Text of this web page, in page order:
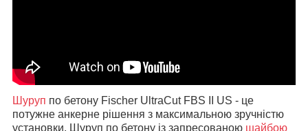
Шуруп по бетону Fischer UltraCut FBS II US - це
потужне анкерне рішення з максимальною зручністю
установки. Шуруп по бетону із запресованою шайбою